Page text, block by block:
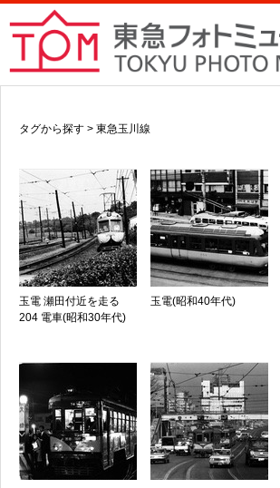
タグから探す > 東急玉川線
玉電 瀬田付近を走る
204 電車(昭和30年代)
玉電(昭和40年代)